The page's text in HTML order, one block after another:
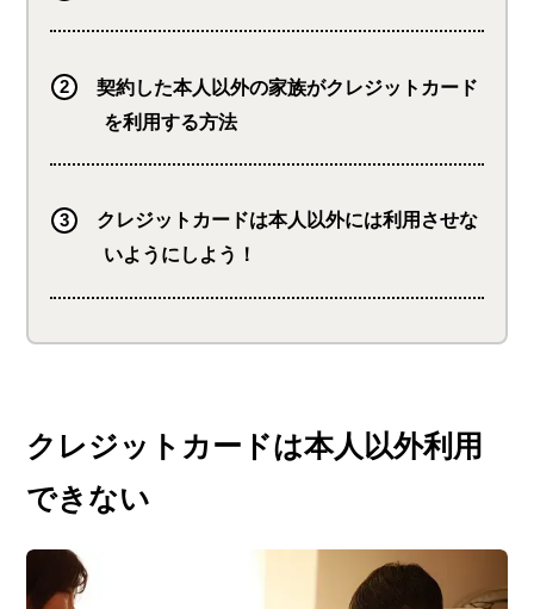
契約した本人以外の家族がクレジットカード
を利用する方法
クレジットカードは本人以外には利用させな
いようにしよう！
クレジットカードは本人以外利用
できない